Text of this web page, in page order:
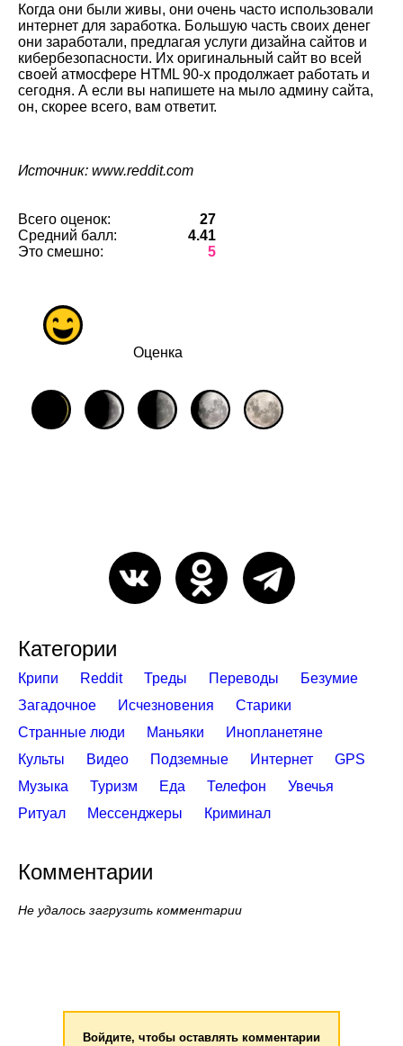
Когда они были живы, они очень часто использовали
интернет для заработка. Большую часть своих денег
они заработали, предлагая услуги дизайна сайтов и
кибербезопасности. Их оригинальный сайт во всей
своей атмосфере HTML 90-х продолжает работать и
сегодня. А если вы напишете на мыло админу сайта,
он, скорее всего, вам ответит.
Источник: www.reddit.com
Всего оценок:
27
Средний балл:
4.41
Это смешно:
5
Оценка
Категории
Крипи Reddit Треды Переводы
Безумие
Загадочное
Исчезновения
Старики
Странные люди
Маньяки
Инопланетяне
Культы
Видео Подземные Интернет
GPS
Музыка
Туризм Еда Телефон
Увечья
Ритуал
Мессенджеры Криминал
Комментарии
Не удалось загрузить комментарии
Войдите, чтобы оставлять комментарии